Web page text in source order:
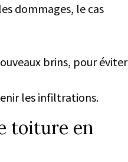
dommages, le cas
brins, pour éviter
les infiltrations.
toiture en